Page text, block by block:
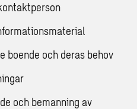
boende och deras behov
och bemanning av